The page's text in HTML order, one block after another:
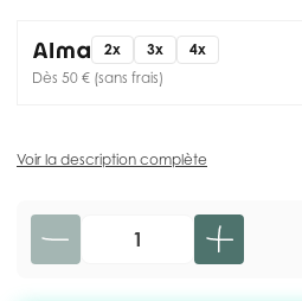
2x 3x
4x
Dès 50 € (sans frais)
Voir la description complète
Quantité